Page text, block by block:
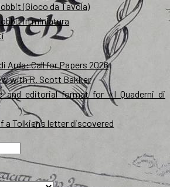
(Gioco da Tavola)
in miniatura
Arda: Call for Papers 2026
with R. Scott Bakker
and editorial format for «I Quaderni di
a Tolkien’s letter discovered